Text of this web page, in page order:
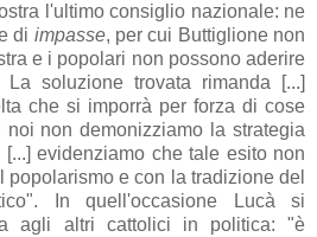
l'ultimo consiglio nazionale: ne
di impasse, per cui Buttiglione non
e i popolari non possono aderire
soluzione trovata rimanda [...]
che si imporrà per forza di cose
non demonizziamo la strategia
evidenziamo che tale esito non
popolarismo e con la tradizione del
In quell'occasione Lucà si
agli altri cattolici in politica: "è